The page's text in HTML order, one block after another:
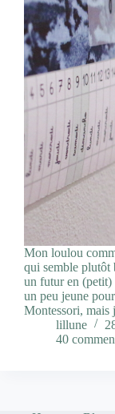
Mon loulou
qui semble plutôt
un futur en (petit)
un peu jeune
Montessori,
lillune
40